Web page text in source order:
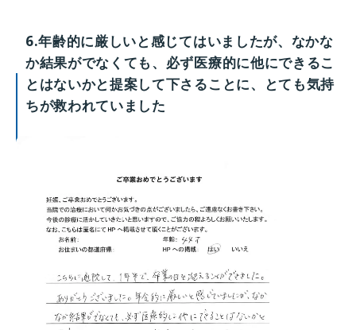
6.年齢的に厳しいと感じてはいましたが、なかな
か結果がでなくても、必ず医療的に他にできるこ
とはないかと提案して下さることに、とても気持
ちが救われていました